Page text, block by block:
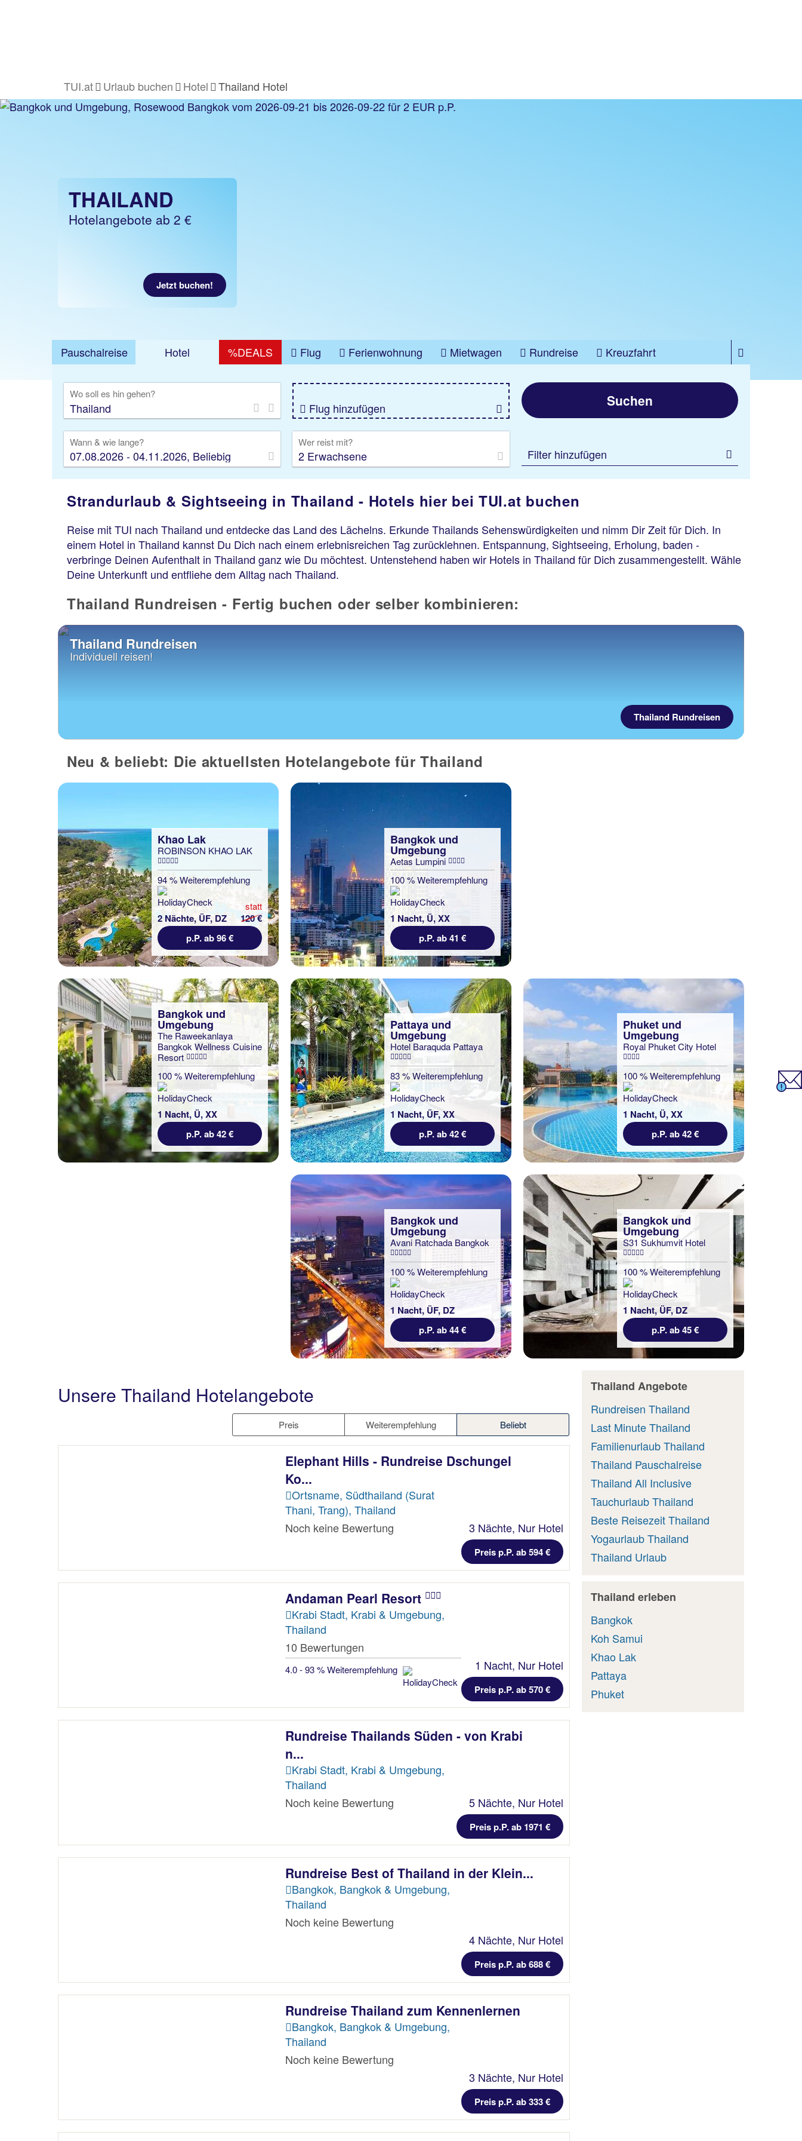
TUI.at Urlaub buchen Hotel Thailand Hotel
THAILAND
Hotelangebote ab 2 €
Jetzt buchen!
Pauschalreise Hotel %DEALS Flug Ferienwohnung Mietwagen Rundreise
Kreuzfahrt
Wo soll es hin gehen?
Flug hinzufügen
Wann & wie lange?
07.08.2026 - 04.11.2026, Beliebig
Wer reist mit?
2 Erwachsene
Suchen
Filter hinzufügen
Strandurlaub & Sightseeing in Thailand - Hotels hier bei TUI.at buchen
Reise mit TUI nach Thailand und entdecke das Land des Lächelns. Erkunde Thailands Sehenswürdigkeiten und nimm Dir Zeit für Dich. In
einem Hotel in Thailand kannst Du Dich nach einem erlebnisreichen Tag zurücklehnen. Entspannung, Sightseeing, Erholung, baden -
verbringe Deinen Aufenthalt in Thailand ganz wie Du möchtest. Untenstehend haben wir Hotels in Thailand für Dich zusammengestellt. Wähle
Deine Unterkunft und entfliehe dem Alltag nach Thailand.
Thailand Rundreisen - Fertig buchen oder selber kombinieren:
Thailand Rundreisen
Individuell reisen!
Thailand Rundreisen
Neu & beliebt: Die aktuellsten Hotelangebote für Thailand
Khao Lak
ROBINSON KHAO LAK
94 % Weiterempfehlung
2 Nächte, ÜF, DZ
statt
120 €
p.P. ab 96 €
Bangkok und
Umgebung
Aetas Lumpini
100 % Weiterempfehlung
1 Nacht, Ü, XX
p.P. ab 41 €
Bangkok und
Umgebung
The Raweekanlaya
Bangkok Wellness Cuisine
Resort
100 % Weiterempfehlung
1 Nacht, Ü, XX
p.P. ab 42 €
Pattaya und
Umgebung
Hotel Baraquda Pattaya
83 % Weiterempfehlung
1 Nacht, ÜF, XX
p.P. ab 42 €
Phuket und
Umgebung
Royal Phuket City Hotel
100 % Weiterempfehlung
1 Nacht, Ü, XX
p.P. ab 42 €
Isaan (Nordost-
Thailand)
Mövenpick Resort Khao
Yai
100 % Weiterempfehlung
1 Nacht, Ü, XX
p.P. ab 42 €
Bangkok und
Umgebung
Avani Ratchada Bangkok
100 % Weiterempfehlung
1 Nacht, ÜF, DZ
p.P. ab 44 €
Bangkok und
Umgebung
S31 Sukhumvit Hotel
100 % Weiterempfehlung
1 Nacht, ÜF, DZ
p.P. ab 45 €
Unsere Thailand Hotelangebote
Preis Weiterempfehlung Beliebt
Elephant Hills - Rundreise Dschungel
Ko...
Ortsname, Südthailand (Surat
Thani, Trang), Thailand
Noch keine Bewertung
3 Nächte, Nur Hotel
Preis p.P. ab 594 €
Andaman Pearl Resort
Krabi Stadt, Krabi & Umgebung,
Thailand
10 Bewertungen
4.0 - 93 % Weiterempfehlung 1 Nacht, Nur Hotel
Preis p.P. ab 570 €
Rundreise Thailands Süden - von Krabi
n...
Krabi Stadt, Krabi & Umgebung,
Thailand
Noch keine Bewertung
5 Nächte, Nur Hotel
Preis p.P. ab 1971 €
Rundreise Best of Thailand in der Klein...
Bangkok, Bangkok & Umgebung,
Thailand
Noch keine Bewertung
4 Nächte, Nur Hotel
Preis p.P. ab 688 €
Rundreise Thailand zum Kennenlernen
Bangkok, Bangkok & Umgebung,
Thailand
Noch keine Bewertung
3 Nächte, Nur Hotel
Preis p.P. ab 333 €
Thailand Angebote
Rundreisen Thailand
Last Minute Thailand
Familienurlaub Thailand
Thailand Pauschalreise
Thailand All Inclusive
Tauchurlaub Thailand
Beste Reisezeit Thailand
Yogaurlaub Thailand
Thailand Urlaub
Thailand erleben
Bangkok
Koh Samui
Khao Lak
Pattaya
Phuket